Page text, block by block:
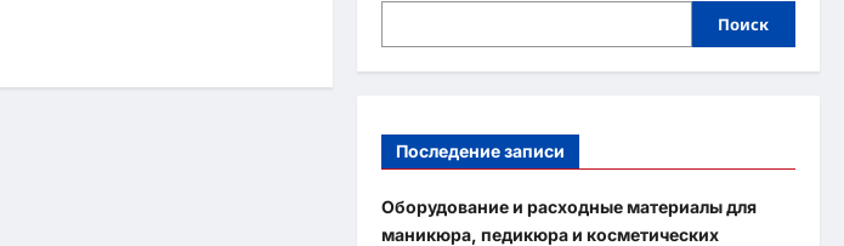
Поиск
Последение записи
Оборудование и расходные материалы для
маникюра, педикюра и косметических